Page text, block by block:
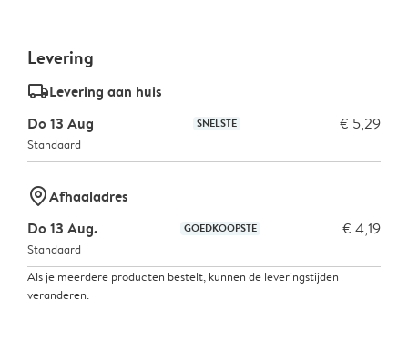
Levering
delivery_standard_v2Levering aan huis
Do 13 Aug
SNELSTE € 5,29
Standaard
marker-pinAfhaaladres
Do 13 Aug.
GOEDKOOPSTE € 4,19
Standaard
Als je meerdere producten bestelt, kunnen de leveringstijden
veranderen.